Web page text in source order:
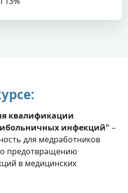
квалификации
инфекций" –
для медработников
предотвращению
в медицинских